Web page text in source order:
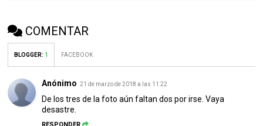
COMENTAR
BLOGGER: 1 FACEBOOK
Anónimo 21 de marzo de 2018 a las 11:22
De los tres de la foto aún faltan dos por irse. Vaya
desastre.